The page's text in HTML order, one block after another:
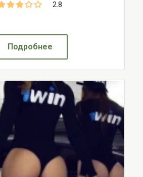
2.8
Подробнее